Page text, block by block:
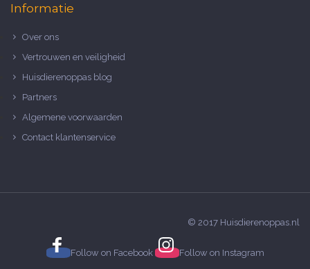
Informatie
Over ons
Vertrouwen en veiligheid
Huisdierenoppas blog
Partners
Algemene voorwaarden
Contact klantenservice
© 2017 Huisdierenoppas.nl
Follow on Facebook Follow on Instagram